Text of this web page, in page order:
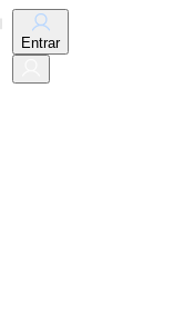
Entrar